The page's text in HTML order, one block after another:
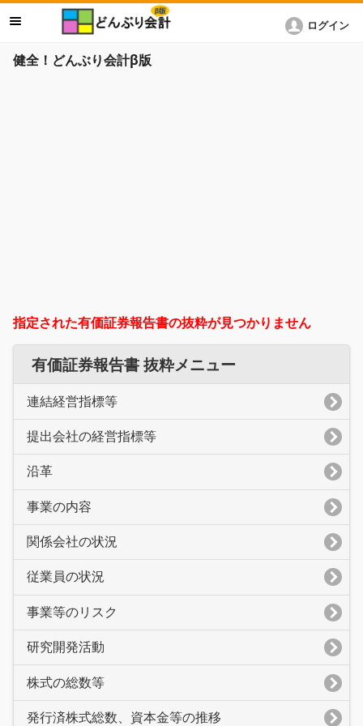
健全！どんぶり会計β版
ログイン
指定された有価証券報告書の抜粋が見つかりません
有価証券報告書 抜粋メニュー
連結経営指標等
提出会社の経営指標等
沿革
事業の内容
関係会社の状況
従業員の状況
事業等のリスク
研究開発活動
株式の総数等
発行済株式総数、資本金等の推移